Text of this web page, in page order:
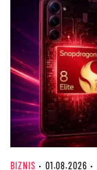
BIZNIS 01.08.2026